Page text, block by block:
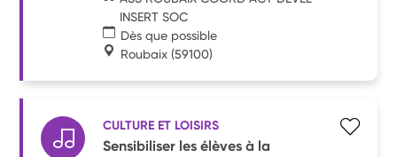
INSERT SOC
Dès que possible
Roubaix (59100)
CULTURE ET LOISIRS
Sensibiliser les élèves à la